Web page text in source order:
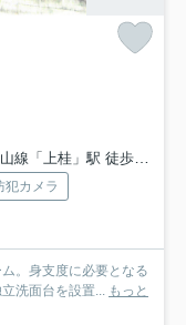
線「上桂」駅 徒歩13分
犯カメラ
。身支度に必要となる
洗面台を設置... もっと